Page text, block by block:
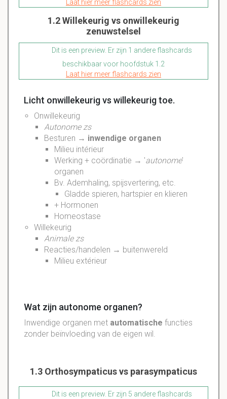
Laat hier meer flashcards zien
1.2 Willekeurig vs onwillekeurig
zenuwstelsel
Dit is een preview. Er zijn 1 andere flashcards
beschikbaar voor hoofdstuk 1.2
Laat hier meer flashcards zien
Licht onwillekeurig vs willekeurig toe.
Onwillekeurig
Autonome zs
Besturen → inwendige organen
Milieu intérieur
Werking + coördinatie → 'autonome'
organen
Bv. Ademhaling, spijsvertering, etc.
Gladde spieren, hartspier en klieren
+ Hormonen
Homeostase
Willekeurig
Animale zs
Reacties/handelen → buitenwereld
Milieu extérieur
Wat zijn autonome organen?
Inwendige organen met automatische functies
zonder beïnvloeding van de eigen wil.
1.3 Orthosympaticus vs parasympaticus
Dit is een preview. Er zijn 5 andere flashcards